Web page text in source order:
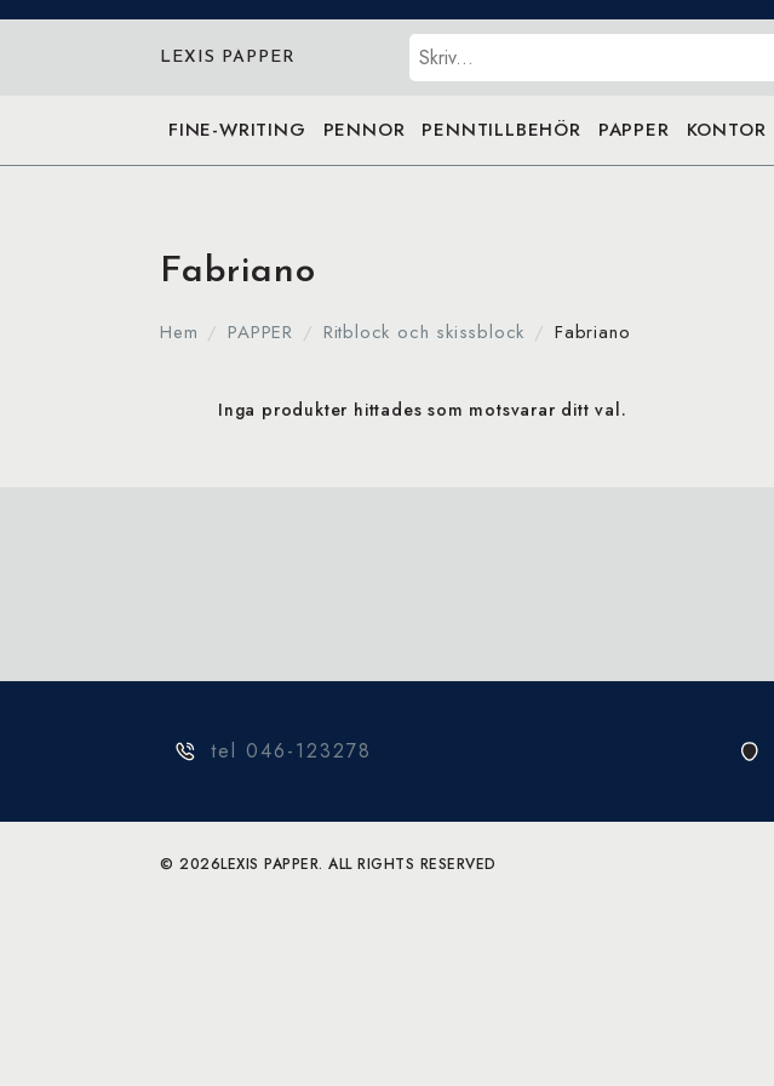
LEXIS PAPPER Sök
FINE-WRITING PENNOR PENNTILLBEHÖR PAPPER KONTOR
Fabriano
Hem PAPPER Ritblock och skissblock Fabriano
Inga produkter hittades som motsvarar ditt val.
tel 046-123278
© 2026LEXIS PAPPER. ALL RIGHTS RESERVED